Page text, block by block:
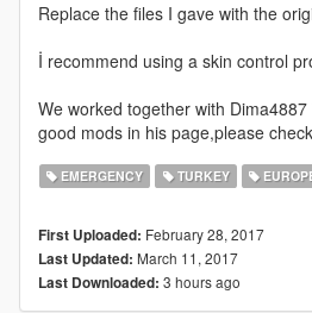
Replace the files I gave with the
İ recommend using a skin control
We worked together with
good mods in his page,please
EMERGENCY TURKEY
First Uploaded: February 28, 2017
Last Updated: March 11, 2017
Last Downloaded: 3 hours ago